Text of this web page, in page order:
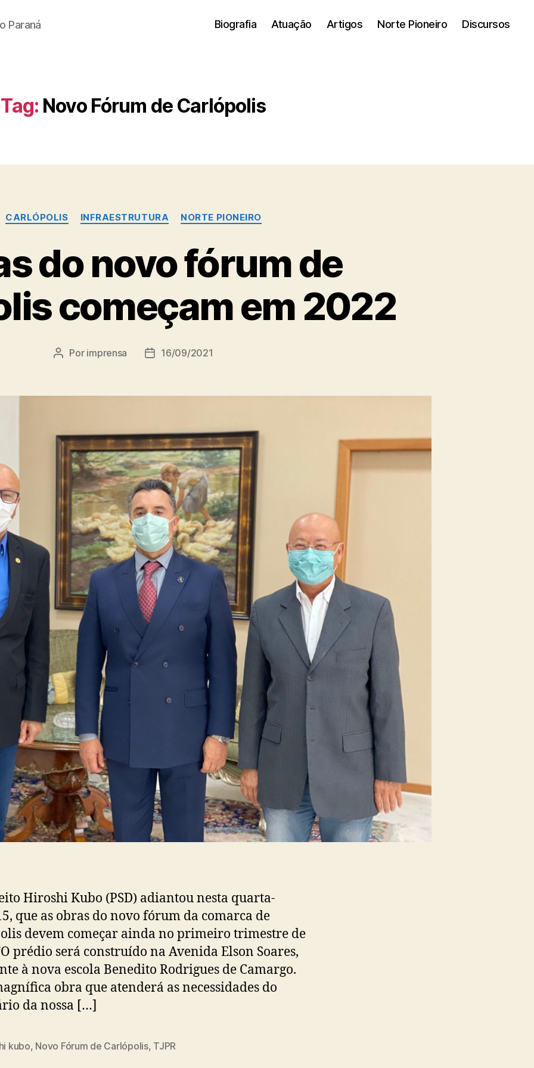
Paraná Biografia Atuação Artigos Norte Pioneiro Discursos
Tag: Novo Fórum de Carlópolis
Categorias
CARLÓPOLIS INFRAESTRUTURA NORTE PIONEIRO
do novo fórum de
começam em 2022
Autor
Por imprensa
Data16/09/2021
Hiroshi Kubo (PSD) adiantou nesta quarta-
que as obras do novo fórum da comarca de
devem começar ainda no primeiro trimestre de
prédio será construído na Avenida Elson Soares,
à nova escola Benedito Rodrigues de Camargo.
obra que atenderá as necessidades do
da nossa […]
kubo, Novo Fórum de Carlópolis, TJPR